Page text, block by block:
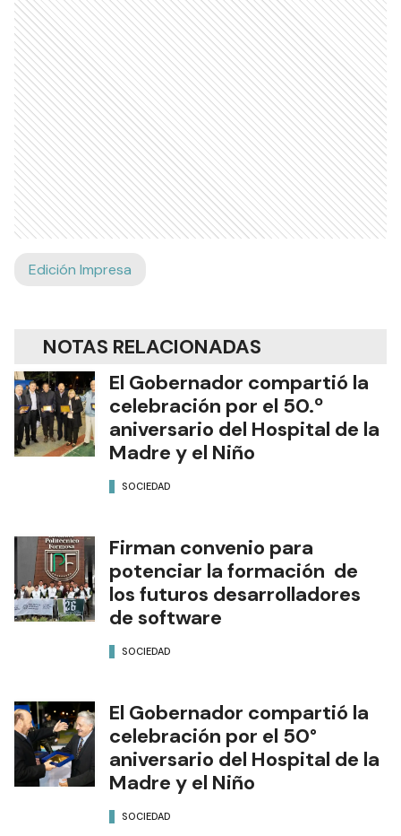
Edición Impresa
NOTAS RELACIONADAS
El Gobernador compartió la
celebración por el 50.º
aniversario del Hospital de la
Madre y el Niño
SOCIEDAD
Firman convenio para
potenciar la formación de
los futuros desarrolladores
de software
SOCIEDAD
El Gobernador compartió la
celebración por el 50°
aniversario del Hospital de la
Madre y el Niño
SOCIEDAD